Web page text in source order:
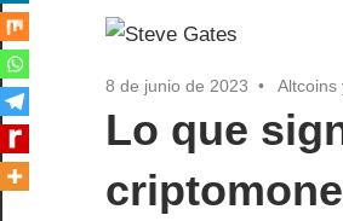
8 de junio de 2023 Altcoins
Lo que